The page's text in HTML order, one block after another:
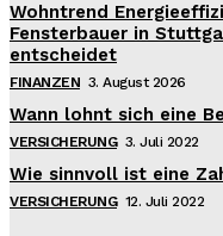
Wohntrend
Fensterbauer in
entscheidet
FINANZEN 3. August 2026
Wann lohnt sich eine
VERSICHERUNG 3. Juli 2022
Wie sinnvoll ist eine
VERSICHERUNG 12. Juli 2022